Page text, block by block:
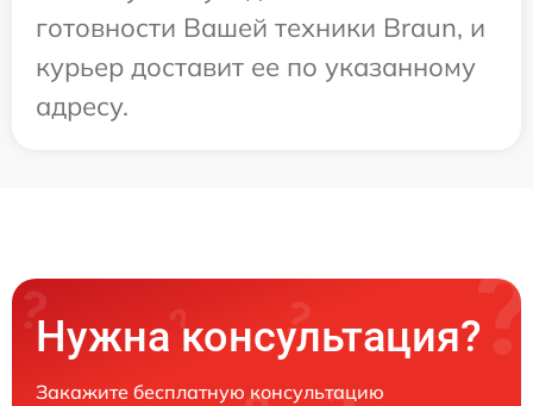
готовности Вашей техники Braun, и
курьер доставит ее по указанному
адресу.
Нужна консультация?
Закажите бесплатную консультацию